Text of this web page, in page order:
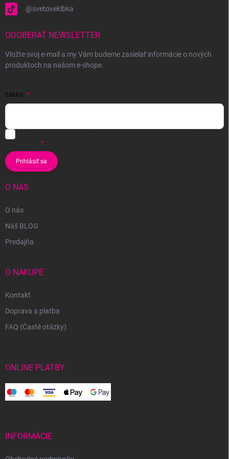
@svetoveklbka
ODOBERAŤ NEWSLETTER
Vložte svoj e-mail a my Vám budeme zasielať informácie o nových
produktoch na našom e-shope.
EMAIL
Prihlásiť sa
O NÁS
O nás
Náš BLOG
Predajňa
O NÁKUPE
Kontakt
Doprava a platba
FAQ (Časté otázky)
ONLINE PLATBY
INFORMÁCIE